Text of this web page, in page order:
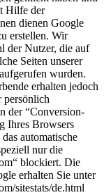
Hilfe der
dienen Google
erstellen. Wir
der Nutzer, die auf
Seiten unserer
wurden.
erhalten jedoch
persönlich
der “Conversion-
Ihres Browsers
automatische
nur die
blockiert. Die
erhalten Sie unter
sitestats/de.html